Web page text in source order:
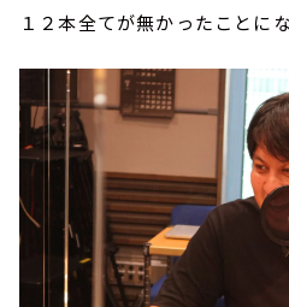
１２本全てが無かったことにな